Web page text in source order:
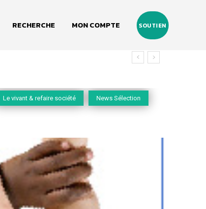
RECHERCHE MON COMPTE SOUTIEN
Le vivant & refaire société News Sélection